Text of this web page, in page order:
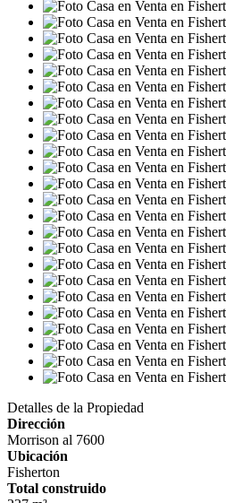
Detalles de la Propiedad
Dirección
Morrison al 7600
Ubicación
Fisherton
Total construido